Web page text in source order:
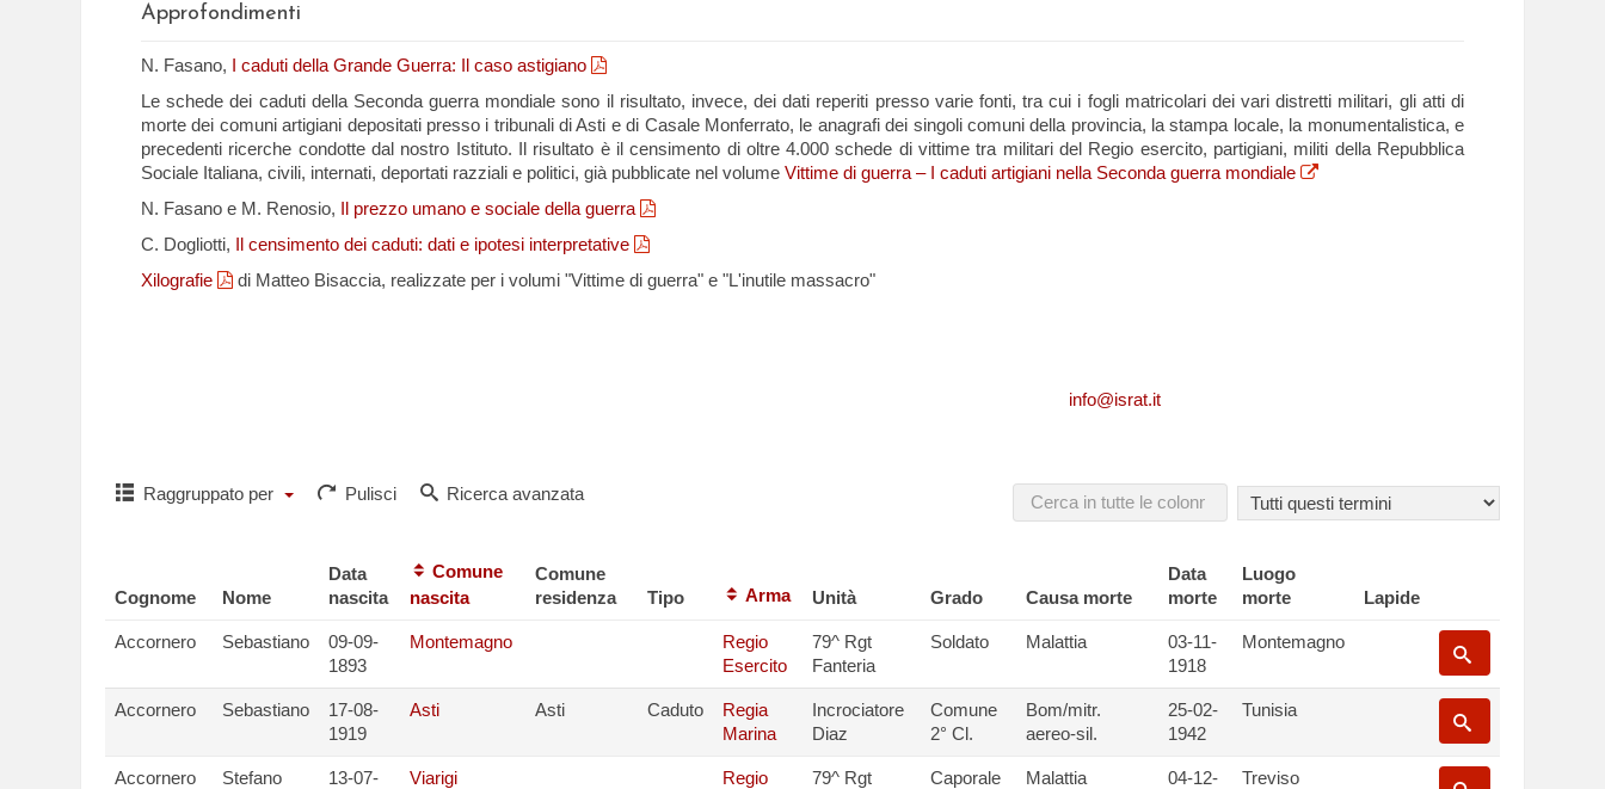
Approfondimenti
N. Fasano, I caduti della Grande Guerra: Il caso astigiano
Le schede dei caduti della Seconda guerra mondiale sono il risultato, invece, dei dati reperiti presso varie fonti, tra cui i fogli matricolari dei vari distretti militari, gli atti di
morte dei comuni artigiani depositati presso i tribunali di Asti e di Casale Monferrato, le anagrafi dei singoli comuni della provincia, la stampa locale, la monumentalistica, e
precedenti ricerche condotte dal nostro Istituto. Il risultato è il censimento di oltre 4.000 schede di vittime tra militari del Regio esercito, partigiani, militi della Repubblica
Sociale Italiana, civili, internati, deportati razziali e politici, già pubblicate nel volume Vittime di guerra – I caduti artigiani nella Seconda guerra mondiale
N. Fasano e M. Renosio, Il prezzo umano e sociale della guerra
C. Dogliotti, Il censimento dei caduti: dati e ipotesi interpretative
Xilografie
di Matteo Bisaccia, realizzate per i volumi "Vittime di guerra" e "L'inutile massacro"
info@israt.it
Raggruppato per Pulisci Ricerca avanzata
Cognome Nome
Data
nascita
Comune
nascita
Comune
residenza
Tipo Arma Unità Grado Causa morte
Data
morte
Luogo
morte
Lapide
Accornero Sebastiano
09-09-
1893
Montemagno
Regio
Esercito
79^ Rgt
Fanteria
Soldato Malattia
03-11-
1918
Montemagno
Accornero Sebastiano
17-08-
1919
Asti Asti Caduto
Regia
Marina
Incrociatore
Diaz
Comune
2° Cl.
Bom/mitr.
aereo-sil.
25-02-
1942
Tunisia
Accornero Stefano
13-07-
Viarigi
Regio
79^ Rgt
Caporale
Malattia
04-12-
Treviso